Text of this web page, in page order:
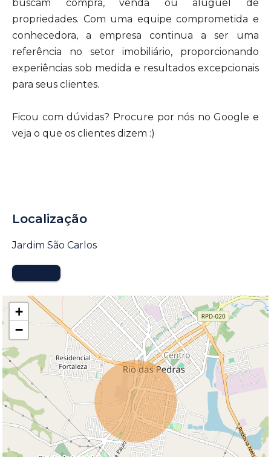
buscam compra, venda ou aluguel de
propriedades. Com uma equipe comprometida e
conhecedora, a empresa continua a ser uma
referência no setor imobiliário, proporcionando
experiências sob medida e resultados excepcionais
para seus clientes.
Ficou com dúvidas? Procure por nós no Google e
veja o que os clientes dizem :)
Localização
Jardim São Carlos
+
−